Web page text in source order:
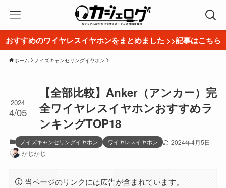
おすすめのワイヤレスイヤホンをまとめました >>記事はこちら
ホーム ノイズキャンセリングイヤホン
【全部比較】Anker（アンカー）完
全ワイヤレスイヤホンおすすめラ
ンキングTOP18
2024
4/05
ノイズキャンセリングイヤホン ワイヤレスイヤホン
2024年4月5日
かじかじ
当ページのリンクには広告が含まれています。